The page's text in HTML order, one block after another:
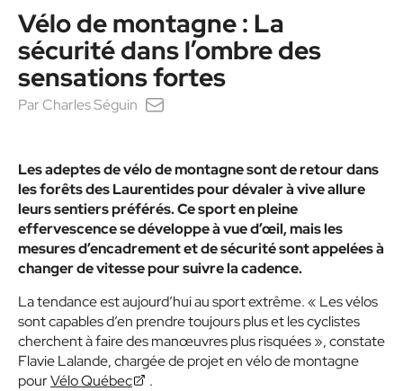
Vélo de montagne : La
sécurité dans l’ombre des
sensations fortes
ParCharles Séguin
Les adeptes de vélo de montagne sont de retour dans
les forêts des Laurentides pour dévaler à vive allure
leurs sentiers préférés. Ce sport en pleine
effervescence se développe à vue d’œil, mais les
mesures d’encadrement et de sécurité sont appelées à
changer de vitesse pour suivre la cadence.
La tendance est aujourd’hui au sport extrême. « Les vélos
sont capables d’en prendre toujours plus et les cyclistes
cherchent à faire des manœuvres plus risquées », constate
Flavie Lalande, chargée de projet en vélo de montagne
pourVélo Québec
.